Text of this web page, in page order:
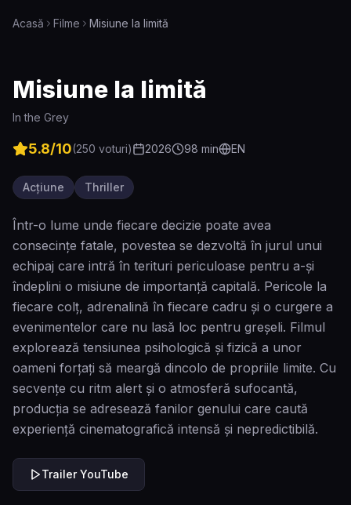
Acasă Filme Misiune la limită
Misiune la limită
In the Grey
5.8/10(250 voturi) 2026 98 min EN
Acțiune Thriller
Într-o lume unde fiecare decizie poate avea
consecințe fatale, povestea se dezvoltă în jurul unui
echipaj care intră în terituri periculoase pentru a-și
îndeplini o misiune de importanță capitală. Pericole la
fiecare colț, adrenalină în fiecare cadru și o curgere a
evenimentelor care nu lasă loc pentru greșeli. Filmul
explorează tensiunea psihologică și fizică a unor
oameni forțați să meargă dincolo de propriile limite. Cu
secvențe cu ritm alert și o atmosferă sufocantă,
producția se adresează fanilor genului care caută
experiență cinematografică intensă și nepredictibilă.
Trailer YouTube